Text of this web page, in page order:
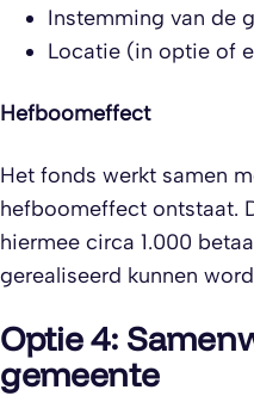
Instemming van de
Locatie (in optie of
Hefboomeffect
Het fonds werkt samen
hefboomeffect ontstaat.
hiermee circa 1.000
gerealiseerd kunnen
Optie 4:
gemeente